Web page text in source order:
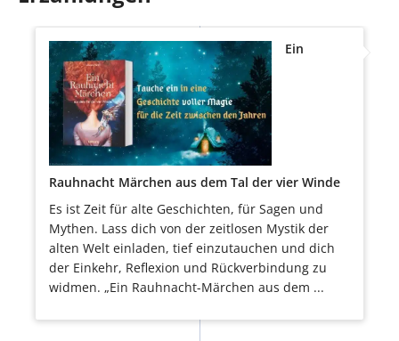
Ein
Rauhnacht Märchen aus dem Tal der vier Winde
Es ist Zeit für alte Geschichten, für Sagen und
Mythen. Lass dich von der zeitlosen Mystik der
alten Welt einladen, tief einzutauchen und dich
der Einkehr, Reflexion und Rückverbindung zu
widmen. „Ein Rauhnacht-Märchen aus dem ...